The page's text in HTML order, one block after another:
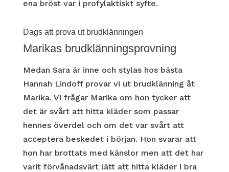
ena bröst var i profylaktiskt syfte.
Dags att prova ut brudklänningen
Marikas brudklänningsprovning
Medan Sara är inne och stylas hos bästa
Hannah Lindoff provar vi ut brudklänning åt
Marika. Vi frågar Marika om hon tycker att
det är svårt att hitta kläder som passar
hennes överdel och om det var svårt att
acceptera beskedet i början. Hon svarar att
hon har brottats med känslor men att det har
varit förvånadsvärt lätt att hitta kläder i bra